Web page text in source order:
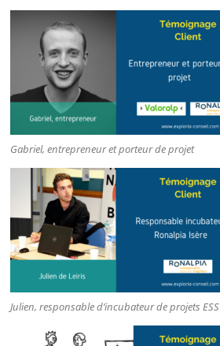
Gabriel, entrepreneur et porteur de projet
Julien, responsable d’incubateur de projets ESS